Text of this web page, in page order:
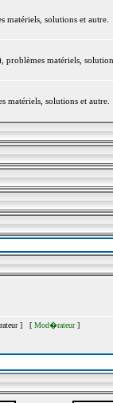
solutions et autre.
matériels,
matériels, solutions et autre.
] [ Mod�rateur]